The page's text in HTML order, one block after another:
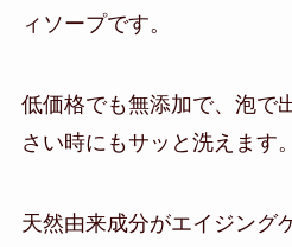
ィソープです。
低価格でも無添加で、泡で
さい時にもサッと洗えます。
天然由来成分がエイジング